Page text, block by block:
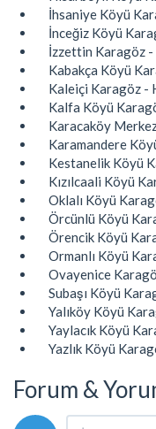
İhsaniye Köyü
İnceğiz Köyü
İzzettin Karagöz
Kabakça Köyü
Kaleiçi Karagöz -
Kalfa Köyü
Karacaköy
Karamandere
Kestanelik Köyü
Kızılcaali Köyü
Oklalı Köyü
Örcünlü Köyü
Örencik Köyü
Ormanlı Köyü
Ovayenice
Subaşı Köyü
Yalıköy Köyü
Yaylacık Köyü
Yazlık Köyü
Forum &